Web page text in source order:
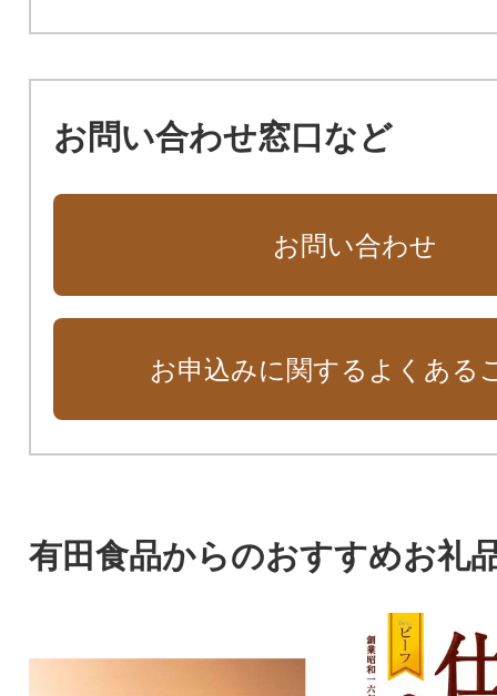
お問い合わせ窓口など
お問い合わせ
お申込みに関するよくある
有田食品からのおすすめお礼